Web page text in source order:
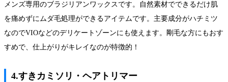
メンズ専用のブラジリアンワックスです。自然素材でできるだけ肌
を痛めずにムダ毛処理ができるアイテムです。主要成分がハチミツ
なのでVIOなどのデリケートゾーンにも使えます。剛毛な方にもおす
すめで、仕上がりがキレイなのが特徴的！
4.すきカミソリ・ヘアトリマー